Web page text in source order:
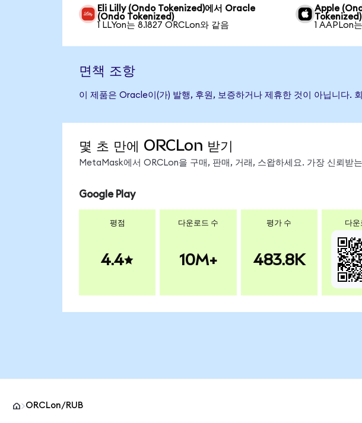
Eli Lilly (Ondo Tokenized)에서 Oracle
(Ondo Tokenized)
1 LLYon는 8.1827 ORCLon와 같음
Apple
Tokenized)
1 AAPLon
면책 조항
이 제품은 Oracle이(가) 발행, 후원, 보증하거나 제휴한 것이 아닙니다.
몇 초 만에 ORCLon 받기
MetaMask에서 ORCLon을 구매, 판매, 거래, 스왑하세요. 가장 신뢰받
Google Play
평점
4.4
다운로드 수
10M+
평가 수
483.8K
다운
ORCLon/RUB